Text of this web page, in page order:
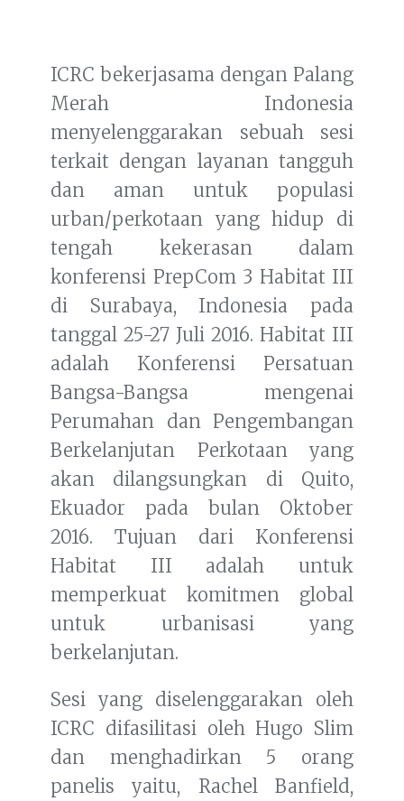
ICRC bekerjasama dengan Palang
Merah Indonesia
menyelenggarakan sebuah sesi
terkait dengan layanan tangguh
dan aman untuk populasi
urban/perkotaan yang hidup di
tengah kekerasan dalam
konferensi PrepCom 3 Habitat III
di Surabaya, Indonesia pada
tanggal 25-27 Juli 2016. Habitat III
adalah Konferensi Persatuan
Bangsa-Bangsa mengenai
Perumahan dan Pengembangan
Berkelanjutan Perkotaan yang
akan dilangsungkan di Quito,
Ekuador pada bulan Oktober
2016. Tujuan dari Konferensi
Habitat III adalah untuk
memperkuat komitmen global
untuk urbanisasi yang
berkelanjutan.
Sesi yang diselenggarakan oleh
ICRC difasilitasi oleh Hugo Slim
dan menghadirkan 5 orang
panelis yaitu, Rachel Banfield,